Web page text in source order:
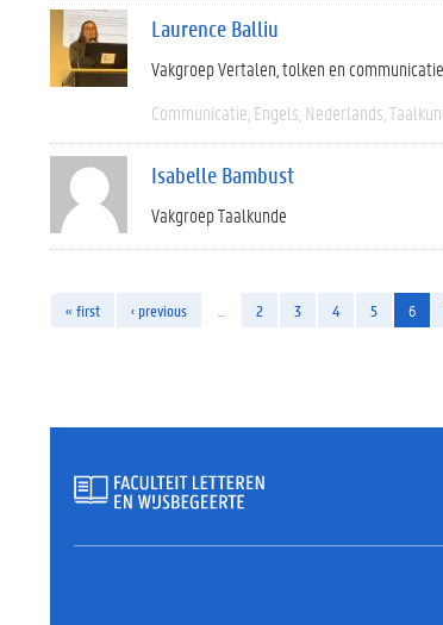
Laurence Balliu
Vakgroep Vertalen, tolken en communicatie
Communicatie Engels Nederlands
Isabelle Bambust
Vakgroep Taalkunde
« first ‹ previous 2 3 4 5 6